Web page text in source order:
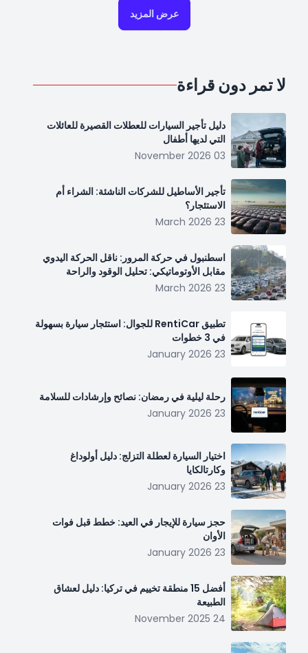
عرض المزيد
لا تمر دون قراءة
دليل تأجير السيارات للعطلات القصيرة للعائلات
التي لديها أطفال
03 November 2026
تأجير الأساطيل للشركات الناشئة: الشراء أم
الاستئجار؟
23 March 2026
اسطنبول في حركة المرور: ناقل الحركة اليدوي
مقابل الأوتوماتيكي: تحليل الوقود والراحة
23 March 2026
تطبيق RentiCar للجوال: استئجار سيارة بسهولة
في 3 خطوات
23 January 2026
رحلة ليلية في رمضان: نصائح وإرشادات للسلامة
23 January 2026
اختيار السيارة لعطلة التزلج: دليل أولوداغ
وكارتالكايا
23 January 2026
حجز سيارة للإيجار في العيد: خطط قبل فوات
الأوان
23 January 2026
أفضل 15 منطقة تخييم في تركيا: دليل لعشاق
الطبيعة
24 November 2025